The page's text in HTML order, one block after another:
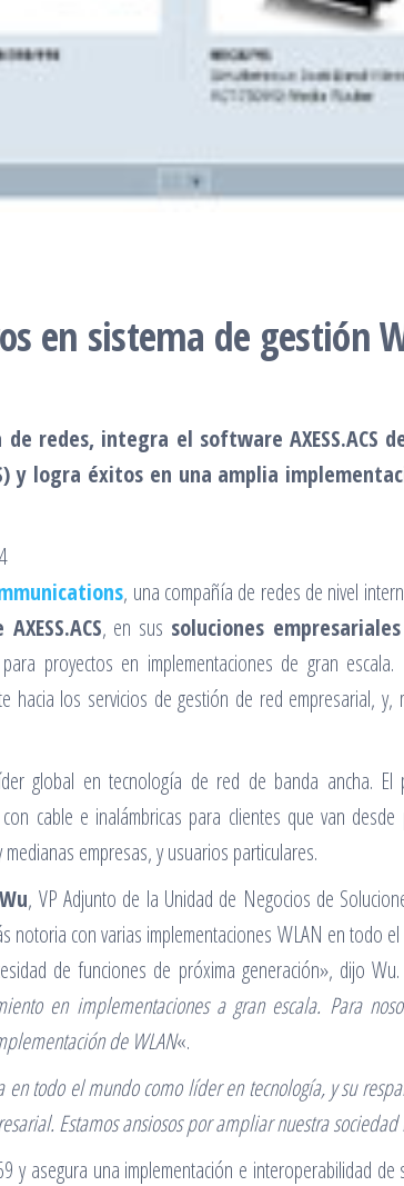
en sistema de gestión
redes, integra el software AXESS.ACS
y logra éxitos en una amplia
, una compañía de redes de nivel
, en sus soluciones
para proyectos en implementaciones de gran
hacia los servicios de gestión de red empresarial,
global en tecnología de red de banda ancha.
cable e inalámbricas para clientes que van
medianas empresas, y usuarios particulares.
, VP Adjunto de la Unidad de Negocios de
con varias implementaciones WLAN en todo
de funciones de próxima generación», dijo
en implementaciones a gran escala. Para
de WLAN«.
en todo el mundo como líder en tecnología, y su
Estamos ansiosos por ampliar nuestra
y asegura una implementación e interoperabilidad de